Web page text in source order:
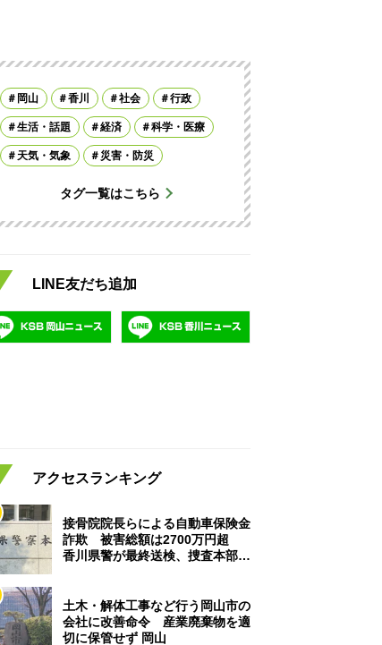
岡山 香川 社会 行政
生活・話題 経済 科学・医療
天気・気象 災害・防災
タグ一覧はこちら
LINE友だち追加
アクセスランキング
接骨院院長らによる自動車保険金
詐欺 被害総額は2700万円超
香川県警が最終送検、捜査本部解
土木・解体工事など行う岡山市の
会社に改善命令 産業廃棄物を適
切に保管せず 岡山